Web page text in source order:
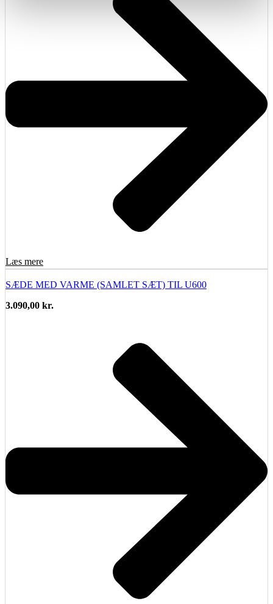
Læs mere
SÆDE MED VARME (SAMLET SÆT) TIL U600
3.090,00 kr.